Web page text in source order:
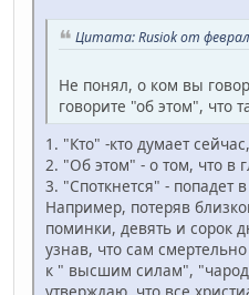
Цитата: Rusiok от
Не понял, о ком вы
говорите "об этом", что
1. "Кто" -кто думает
2. "Об этом" - о том, что в
3. "Споткнется" - попадет
Например, потеряв
поминки, девять и сорок
узнав, что сам
к " высшим силам",